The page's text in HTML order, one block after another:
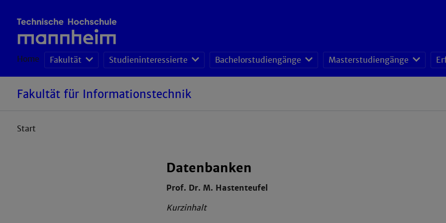
Home Fakultät Studieninteressierte Bachelorstudiengänge Masterstudiengänge
Fakultät für Informationstechnik
Start
Datenbanken
Prof. Dr. M. Hastenteufel
Kurzinhalt